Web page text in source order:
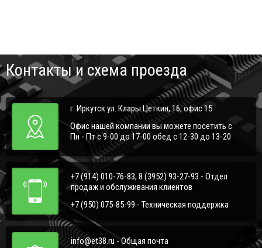
Контакты и схема проезда
г. Иркутск ул. Клары Цеткин, 16, офис 15
Офис нашей компании вы можете посетить с
Пн - Пт с 9-00 до 17-00 обед с 12-30 до 13-20
+7 (914) 010-76-83, 8 (3952) 93-27-93 - Отдел
продаж и обслуживания клиентов
+7 (950) 075-85-99 - Техническая поддержка
info@et38.ru - Общая почта